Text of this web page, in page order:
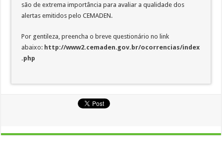
são de extrema importância para avaliar a qualidade dos
alertas emitidos pelo CEMADEN.
Por gentileza, preencha o breve questionário no link
abaixo: http://www2.cemaden.gov.br/ocorrencias/index
.php